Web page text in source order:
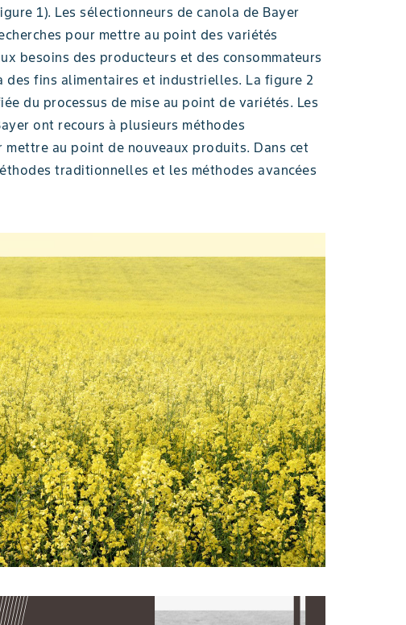
1). Les sélectionneurs de canola de Bayer
pour mettre au point des variétés
besoins des producteurs et des consommateurs
des fins alimentaires et industrielles. La figure 2
du processus de mise au point de variétés. Les
ont recours à plusieurs méthodes
mettre au point de nouveaux produits. Dans cet
traditionnelles et les méthodes avancées